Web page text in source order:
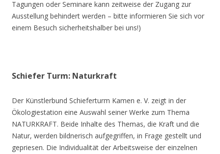
Tagungen oder Seminare kann zeitweise der Zugang zur
Ausstellung behindert werden – bitte informieren Sie sich vor
einem Besuch sicherheitshalber bei uns!)
Schiefer Turm: Naturkraft
Der Künstlerbund Schieferturm Kamen e. V. zeigt in der
Ökologiestation eine Auswahl seiner Werke zum Thema
NATURKRAFT. Beide Inhalte des Themas, die Kraft und die
Natur, werden bildnerisch aufgegriffen, in Frage gestellt und
gepriesen. Die Individualität der Arbeitsweise der einzelnen